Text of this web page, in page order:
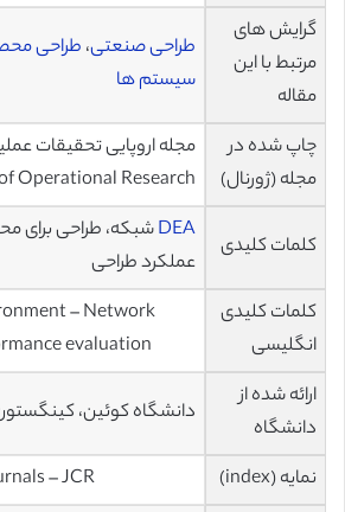
گرایش های
مرتبط با این
مقاله
طراحی صنعتی، طراحی
سیستم ها
چاپ شده در
مجله (ژورنال)
Operational Research
کلمات کلیدی
DEAشبکه، طراحی برای
عملکرد طراحی
کلمات کلیدی
انگلیسی
– Network
evaluation
ارائه شده از
دانشگاه
دانشگاه کوئین،
نمایه (index) – JCR